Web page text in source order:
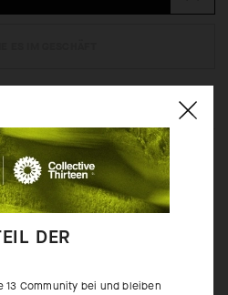
DER
13 Community bei und bleiben